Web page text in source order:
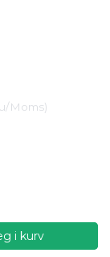
u/Moms)
i kurv